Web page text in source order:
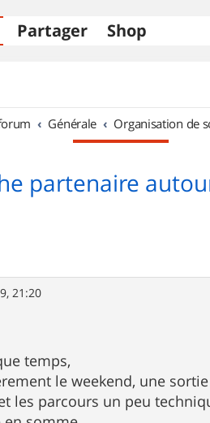
Partager Shop
Générale Organisation de
partenaire
21:20
temps,
le weekend, une
les parcours un peu